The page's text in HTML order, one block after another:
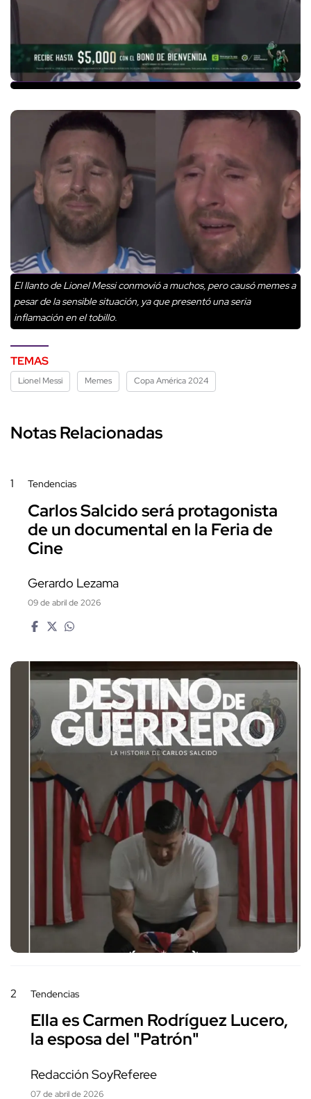
El llanto de Lionel Messi conmovió a muchos, pero causó memes a
pesar de la sensible situación, ya que presentó una seria
inflamación en el tobillo.
TEMAS
Lionel Messi Memes Copa América 2024
Notas Relacionadas
1 Tendencias
Carlos Salcido será protagonista
de un documental en la Feria de
Cine
Gerardo Lezama
09 de abril de 2026
2 Tendencias
Ella es Carmen Rodríguez Lucero,
la esposa del "Patrón"
Redacción SoyReferee
07 de abril de 2026